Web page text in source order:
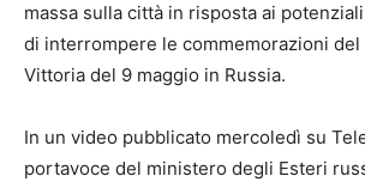
massa sulla città in risposta ai
di interrompere le commemorazioni
Vittoria del 9 maggio in Russia.
In un video pubblicato mercoledì su
portavoce del ministero degli Esteri